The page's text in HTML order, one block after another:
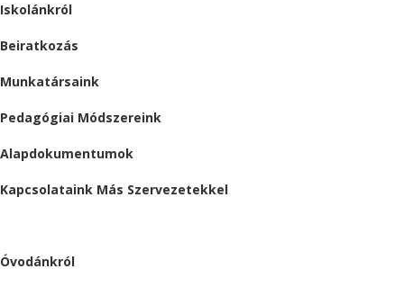
Iskolánkról
Beiratkozás
Munkatársaink
Pedagógiai Módszereink
Alapdokumentumok
Kapcsolataink Más Szervezetekkel
Óvodánkról